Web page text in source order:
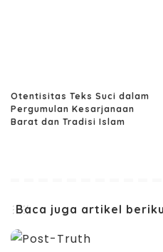
Otentisitas Teks Suci dalam
Pergumulan Kesarjanaan
Barat dan Tradisi Islam
Baca juga artikel